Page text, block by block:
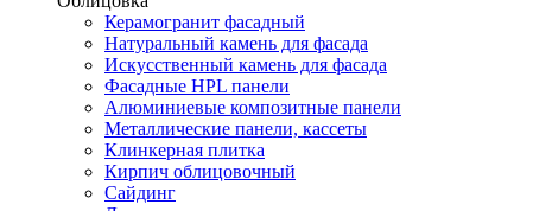
Керамогранит фасадный
Натуральный камень для фасада
Искусственный камень для фасада
Фасадные HPL панели
Алюминиевые композитные панели
Металлические панели, кассеты
Клинкерная плитка
Кирпич облицовочный
Сайдинг